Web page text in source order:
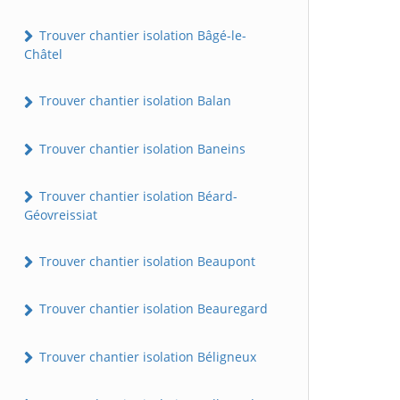
Trouver chantier isolation Bâgé-le-
Châtel
Trouver chantier isolation Balan
Trouver chantier isolation Baneins
Trouver chantier isolation Béard-
Géovreissiat
Trouver chantier isolation Beaupont
Trouver chantier isolation Beauregard
Trouver chantier isolation Béligneux